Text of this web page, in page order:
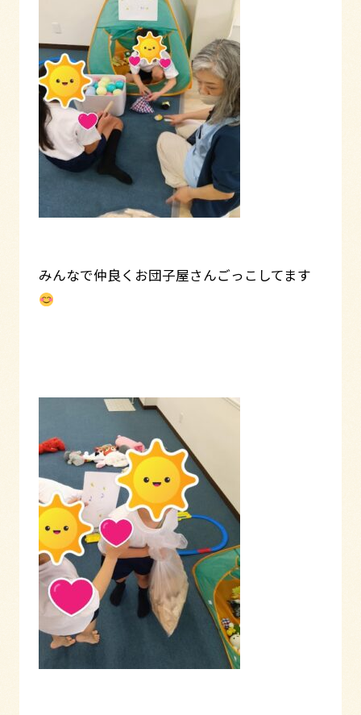
みんなで仲良くお団子屋さんごっこしてます